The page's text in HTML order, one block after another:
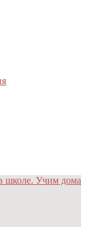
школе. Учим дома